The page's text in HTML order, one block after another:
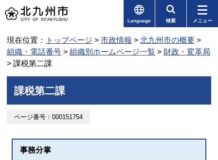
Language 検索 メニュー
現在位置： トップページ > 市政情報 > 北九州市の概要 >
組織・電話番号 > 組織別ホームページ一覧 > 財政・変革局
> 課税第二課
課税第二課
ページ番号：000151754
事務分掌